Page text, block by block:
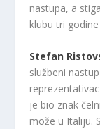
nastupa, a
klubu tri
Stefan
službeni
je bio znak
može u Italiju.